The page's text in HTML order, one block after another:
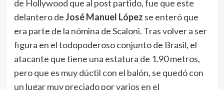
pero que es muy dúctil con el balón, se quedó con
un lugar muy preciado por varios en el
seleccionado argentino.
Scaloni no llevó un tercer número 9 a Qatar
lugar lo supo ocular en algunas ocasiones
Paulo
Dybala
que ni siquiera estuvo en la prelista